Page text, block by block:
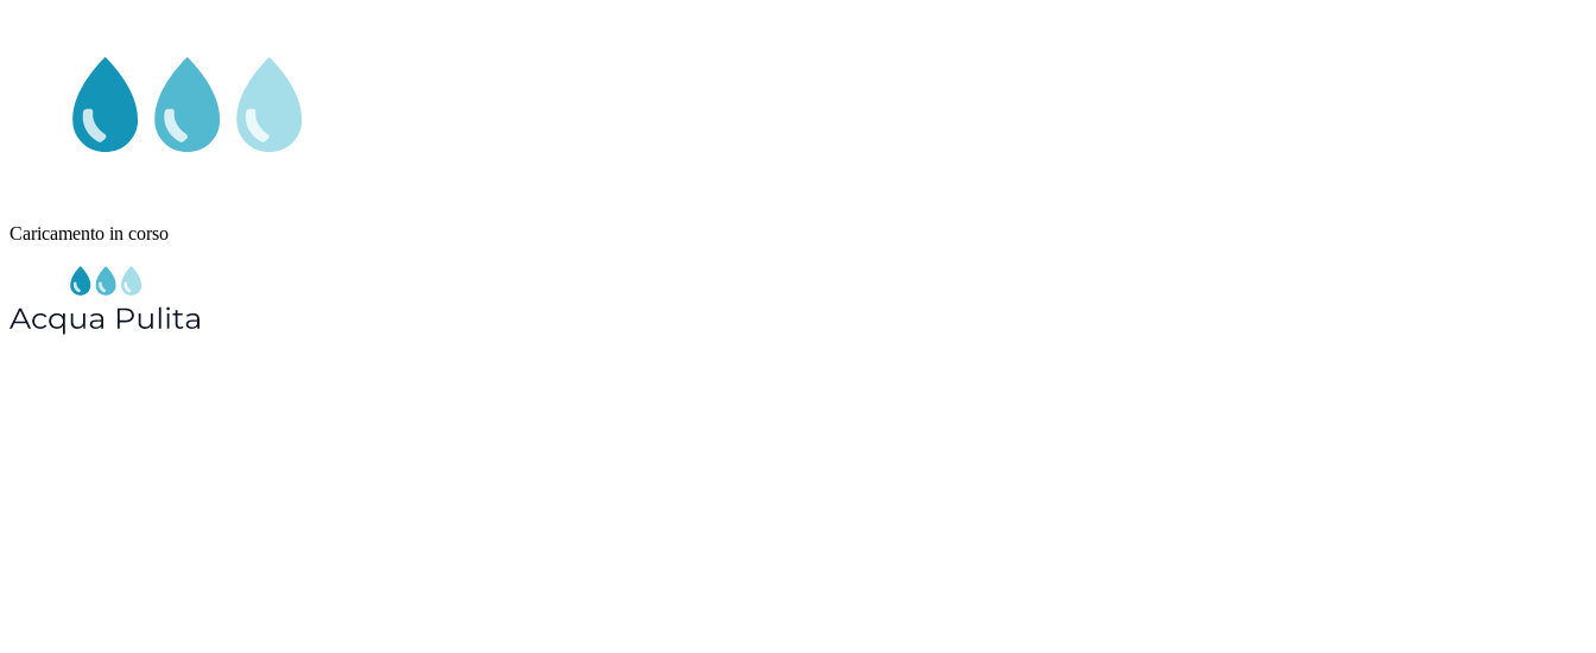
Caricamento in corso